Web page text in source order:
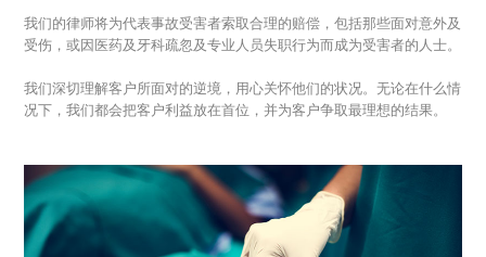
我们的律师将为代表事故受害者索取合理的赔偿，包括那些面对意外及
受伤，或因医药及牙科疏忽及专业人员失职行为而成为受害者的人士。
我们深切理解客户所面对的逆境，用心关怀他们的状况。无论在什么情
况下，我们都会把客户利益放在首位，并为客户争取最理想的结果。